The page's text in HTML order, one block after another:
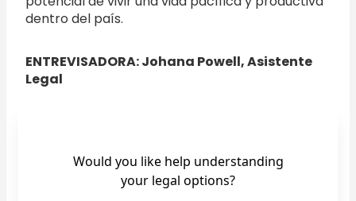
dentro del país.
ENTREVISADORA: Johana Powell, Asistente
Legal
¿Qué pasa cuando el periodo designado
para estatus de protección temporal